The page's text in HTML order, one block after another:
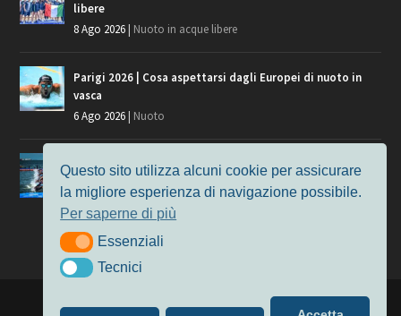
libere
8 Ago 2026 Nuoto in acque libere
Parigi 2026 | Cosa aspettarsi dagli Europei di nuoto in
vasca
6 Ago 2026 Nuoto
Parigi 2026 | Cosa aspettarsi dagli Europei di nuoto in
acque libere
3 Ago 2026
Nuoto in acque libere
| Alimentato da
Questo sito utilizza alcuni cookie per assicurare
la migliore esperienza di navigazione possibile.
Per saperne di più
EssenzialiEssenziali
TecniciTecnici